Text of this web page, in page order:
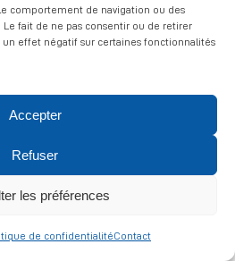
comportement de navigation ou des
fait de ne pas consentir ou de retirer
effet négatif sur certaines fonctionnalités
Accepter
Refuser
les préférences
de confidentialitéContact
|Politique de cookies